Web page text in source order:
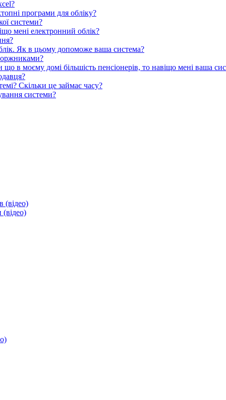
програми для обліку?
системи?
мені електронний облік?
Як в цьому допоможе ваша система?
в моєму домі більшість пенсіонерів, то навіщо мені ваша
Скільки це займає часу?
системи?
(відео)
(відео)